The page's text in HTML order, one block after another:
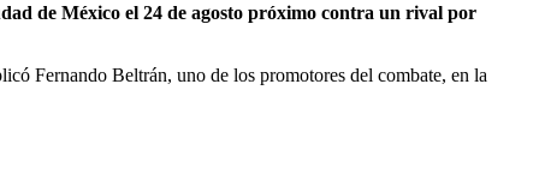
de México el 24 de agosto próximo contra un rival por
Fernando Beltrán, uno de los promotores del combate, en la